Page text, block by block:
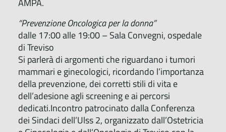
“Prevenzione Oncologica per la donna”
dalle 17:00 alle 19:00 – Sala Convegni, ospedale
di Treviso
Si parlerà di argomenti che riguardano i tumori
mammari e ginecologici, ricordando l’importanza
della prevenzione, dei corretti stili di vita e
dell’adesione agli screening e ai percorsi
dedicati.Incontro patrocinato dalla Conferenza
dei Sindaci dell’Ulss 2, organizzato dall’Ostetricia